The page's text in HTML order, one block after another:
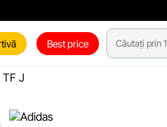
Best price
TF J